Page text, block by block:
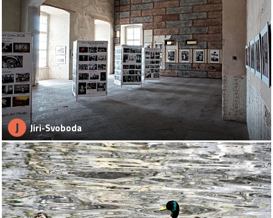
J Jiri-Svoboda